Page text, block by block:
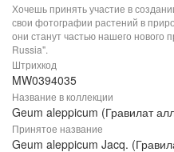
Хочешь принять участие в
свои фотографии растений в
они станут частью нашего нового
Russia".
Штрихкод
MW0394035
Название в коллекции
Geum aleppicum (Гравилат
Принятое название
Geum aleppicum Jacq.